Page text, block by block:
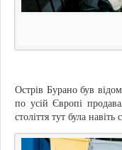
Острів Бурано був
по усій Європі
століття тут була